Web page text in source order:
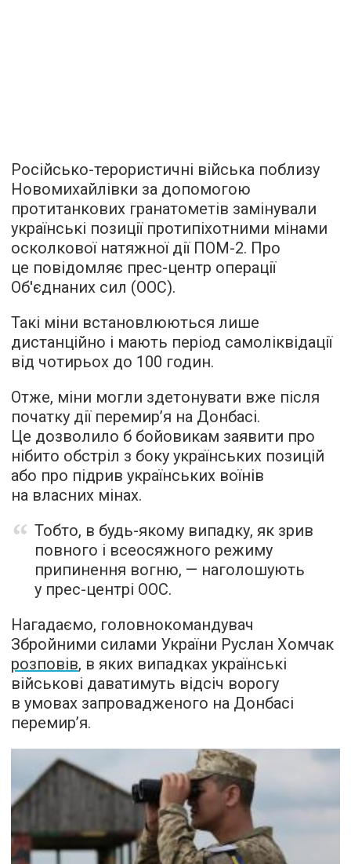
Російсько-терористичні війська поблизу
Новомихайлівки за допомогою
протитанкових гранатометів замінували
українські позиції протипіхотними мінами
осколкової натяжної дії ПОМ-2. Про
це повідомляє прес-центр операції
Об'єднаних сил (ООС).
Такі міни встановлюються лише
дистанційно і мають період самоліквідації
від чотирьох до 100 годин.
Отже, міни могли здетонувати вже після
початку дії перемир’я на Донбасі.
Це дозволило б бойовикам заявити про
нібито обстріл з боку українських позицій
або про підрив українських воїнів
на власних мінах.
Тобто, в будь-якому випадку, як зрив
повного і всеосяжного режиму
припинення вогню, — наголошують
у прес-центрі ООС.
Нагадаємо, головнокомандувач
Збройними силами України Руслан Хомчак
розповів, в яких випадках українські
військові даватимуть відсіч ворогу
в умовах запровадженого на Донбасі
перемир’я.